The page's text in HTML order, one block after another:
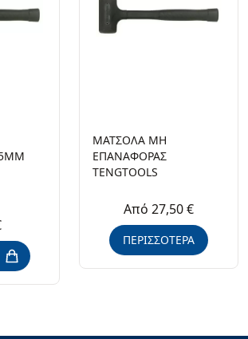
ΜΑΤΣΟΛΑ ΜΗ
ΕΠΑΝΑΦΟΡΑΣ
TENGTOOLS
Από 27,50 €
ΠΕΡΙΣΣΟΤΕΡΑ